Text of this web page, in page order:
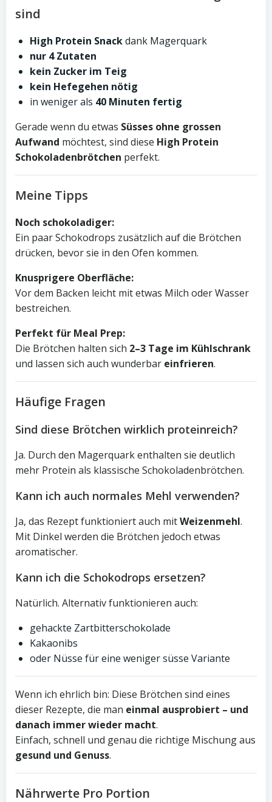
sind
High Protein Snackdank Magerquark
nur 4 Zutaten
kein Zucker im Teig
kein Hefegehen nötig
in weniger als 40 Minuten fertig
Gerade wenn du etwas Süsses ohne grossen
Aufwand möchtest, sind diese High Protein
Schokoladenbrötchen perfekt.
Meine Tipps
Noch schokoladiger:
Ein paar Schokodrops zusätzlich auf die Brötchen
drücken, bevor sie in den Ofen kommen.
Knusprigere Oberfläche:
Vor dem Backen leicht mit etwas Milch oder Wasser
bestreichen.
Perfekt für Meal Prep:
Die Brötchen halten sich 2–3 Tage im Kühlschrank
und lassen sich auch wunderbar einfrieren.
Häufige Fragen
Sind diese Brötchen wirklich proteinreich?
Ja. Durch den Magerquark enthalten sie deutlich
mehr Protein als klassische Schokoladenbrötchen.
Kann ich auch normales Mehl verwenden?
Ja, das Rezept funktioniert auch mitWeizenmehl.
Mit Dinkel werden die Brötchen jedoch etwas
aromatischer.
Kann ich die Schokodrops ersetzen?
Natürlich. Alternativ funktionieren auch:
gehackte Zartbitterschokolade
Kakaonibs
oder Nüsse für eine weniger süsse Variante
Wenn ich ehrlich bin: Diese Brötchen sind eines
dieser Rezepte, die man einmal ausprobiert – und
danach immer wieder macht.
Einfach, schnell und genau die richtige Mischung aus
gesund und Genuss.
Nährwerte Pro Portion